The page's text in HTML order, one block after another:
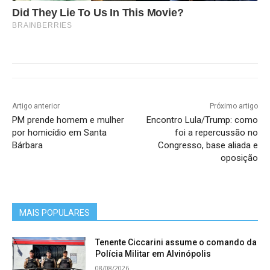
Benício (Sô Nonô), ex-vereador e líder
comunitário e religioso, criador da tradicional
comunidades rurais)
Sem-Peixe: Domingos Sávio de Miranda
Paiva (ex-prefeito por três mandatos, líder
na emancipação municipal e ativo na Amepi)
2025 foi entregue a Marcelo Correia Bicalho,
em reconhecimento a sua liderança empresarial,
Did They Lie To Us In This Movie?
BRAINBERRIES
Artigo anterior
PM prende homem e mulher
por homicídio em Santa
Bárbara
Próximo artigo
Encontro Lula/Trump: como
foi a repercussão no
Congresso, base aliada e
oposição
MAIS POPULARES
Tenente Ciccarini assume o comando da
Polícia Militar em Alvinópolis
08/08/2026